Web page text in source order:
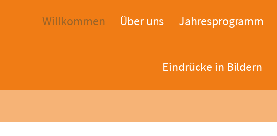
Willkommen Über uns Jahresprogramm
Eindrücke in Bildern